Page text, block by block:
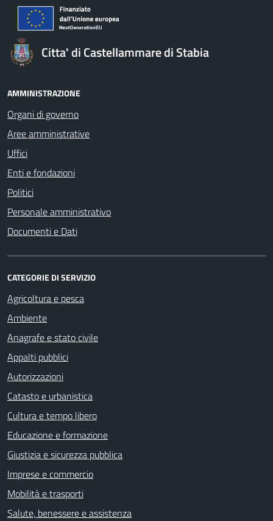
Citta' di Castellammare di Stabia
AMMINISTRAZIONE
Organi di governo
Aree amministrative
Uffici
Enti e fondazioni
Politici
Personale amministrativo
Documenti e Dati
CATEGORIE DI SERVIZIO
Agricoltura e pesca
Ambiente
Anagrafe e stato civile
Appalti pubblici
Autorizzazioni
Catasto e urbanistica
Cultura e tempo libero
Educazione e formazione
Giustizia e sicurezza pubblica
Imprese e commercio
Mobilità e trasporti
Salute, benessere e assistenza